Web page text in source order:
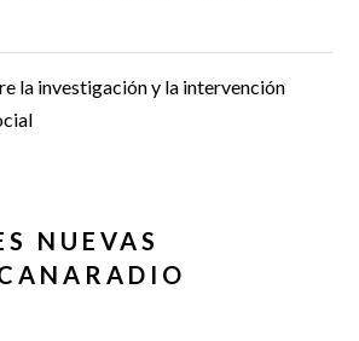
la investigación y la intervención
NUEVAS